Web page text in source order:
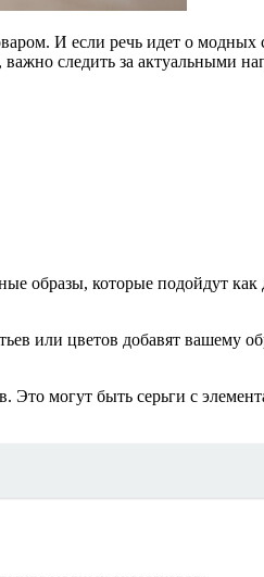
И если речь идет о модных
следить за актуальными
образы, которые подойдут
или цветов добавят вашему
могут быть серьги с